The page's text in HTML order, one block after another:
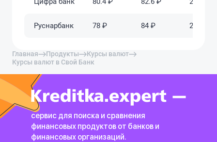
Руснарбанк 78 ₽ 84 ₽ 2025-
Главная Продукты
Курсы валют
Курсы валют в Свой Банк
сервис для поиска и сравнения
финансовых продуктов от банков и
финансовых организаций.